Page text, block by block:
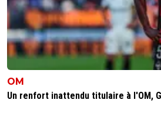
OM
Un renfort inattendu titulaire à l'OM,